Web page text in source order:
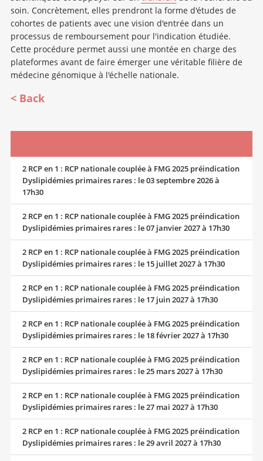
soin. Concrètement, elles prendront la forme d'études de
cohortes de patients avec une vision d'entrée dans un
processus de remboursement pour l'indication étudiée.
Cette procédure permet aussi une montée en charge des
plateformes avant de faire émerger une véritable filière de
médecine génomique à l'échelle nationale.
Back
2 RCP en 1 : RCP nationale couplée à FMG 2025 préindication
Dyslipidémies primaires rares : le 03 septembre 2026 à
17h30
2 RCP en 1 : RCP nationale couplée à FMG 2025 préindication
Dyslipidémies primaires rares : le 07 janvier 2027 à 17h30
2 RCP en 1 : RCP nationale couplée à FMG 2025 préindication
Dyslipidémies primaires rares : le 15 juillet 2027 à 17h30
2 RCP en 1 : RCP nationale couplée à FMG 2025 préindication
Dyslipidémies primaires rares : le 17 juin 2027 à 17h30
2 RCP en 1 : RCP nationale couplée à FMG 2025 préindication
Dyslipidémies primaires rares : le 18 février 2027 à 17h30
2 RCP en 1 : RCP nationale couplée à FMG 2025 préindication
Dyslipidémies primaires rares : le 25 mars 2027 à 17h30
2 RCP en 1 : RCP nationale couplée à FMG 2025 préindication
Dyslipidémies primaires rares : le 27 mai 2027 à 17h30
2 RCP en 1 : RCP nationale couplée à FMG 2025 préindication
Dyslipidémies primaires rares : le 29 avril 2027 à 17h30